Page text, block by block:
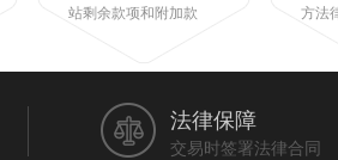
站剩余款项和附加款
方法
法律保障
交易时签署法律合同